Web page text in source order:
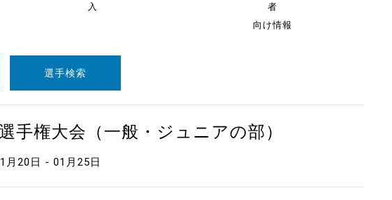
入
者
向け情報
選手検索
手権大会（一般・ジュニアの部）
月20日 - 01月25日